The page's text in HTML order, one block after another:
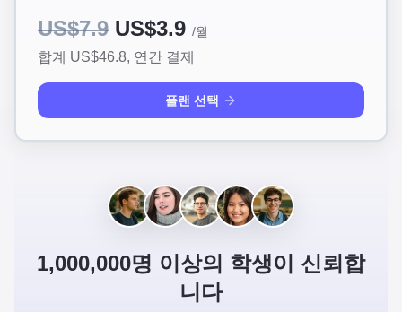
US$7.9 US$3.9 /월
합계 US$46.8, 연간 결제
플랜 선택
1,000,000명 이상의 학생이 신뢰합
니다